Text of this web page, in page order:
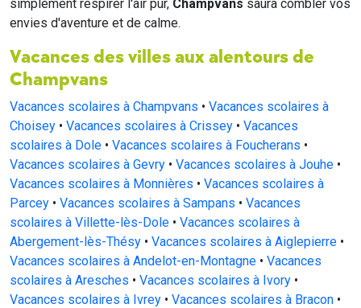
simplement respirer l'air pur, Champvans saura combler vos
envies d'aventure et de calme.
Vacances des villes aux alentours de
Champvans
Vacances scolaires à Champvans • Vacances scolaires à
Choisey • Vacances scolaires à Crissey • Vacances
scolaires à Dole • Vacances scolaires à Foucherans •
Vacances scolaires à Gevry • Vacances scolaires à Jouhe •
Vacances scolaires à Monnières • Vacances scolaires à
Parcey • Vacances scolaires à Sampans • Vacances
scolaires à Villette-lès-Dole • Vacances scolaires à
Abergement-lès-Thésy • Vacances scolaires à Aiglepierre •
Vacances scolaires à Andelot-en-Montagne • Vacances
scolaires à Aresches • Vacances scolaires à Ivory •
Vacances scolaires à Ivrey • Vacances scolaires à Bracon •